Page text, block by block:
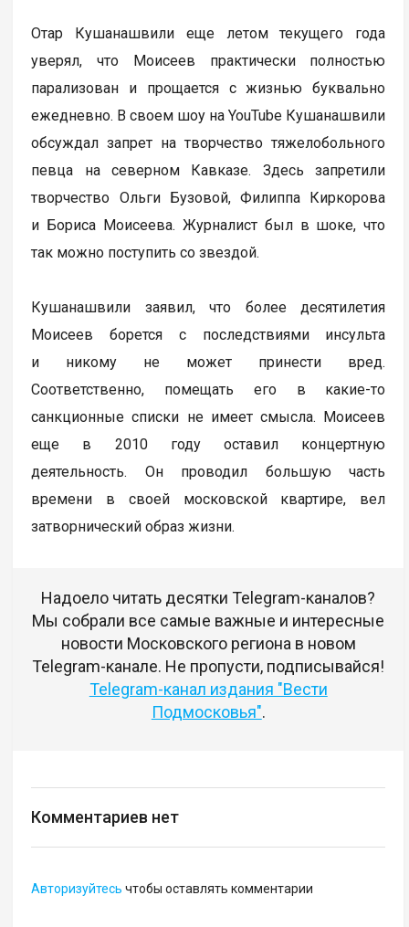
Отар Кушанашвили еще летом текущего года
уверял, что Моисеев практически полностью
парализован и прощается с жизнью буквально
ежедневно. В своем шоу на YouTube Кушанашвили
обсуждал запрет на творчество тяжелобольного
певца на северном Кавказе. Здесь запретили
творчество Ольги Бузовой, Филиппа Киркорова
и Бориса Моисеева. Журналист был в шоке, что
так можно поступить со звездой.
Кушанашвили заявил, что более десятилетия
Моисеев борется с последствиями инсульта
и никому не может принести вред.
Соответственно, помещать его в какие-то
санкционные списки не имеет смысла. Моисеев
еще в 2010 году оставил концертную
деятельность. Он проводил большую часть
времени в своей московской квартире, вел
затворнический образ жизни.
Надоело читать десятки Telegram-каналов?
Мы собрали все самые важные и интересные
новости Московского региона в новом
Telegram-канале. Не пропусти, подписывайся!
Telegram-канал издания "Вести
Подмосковья".
Комментариев нет
Авторизуйтесь чтобы оставлять комментарии